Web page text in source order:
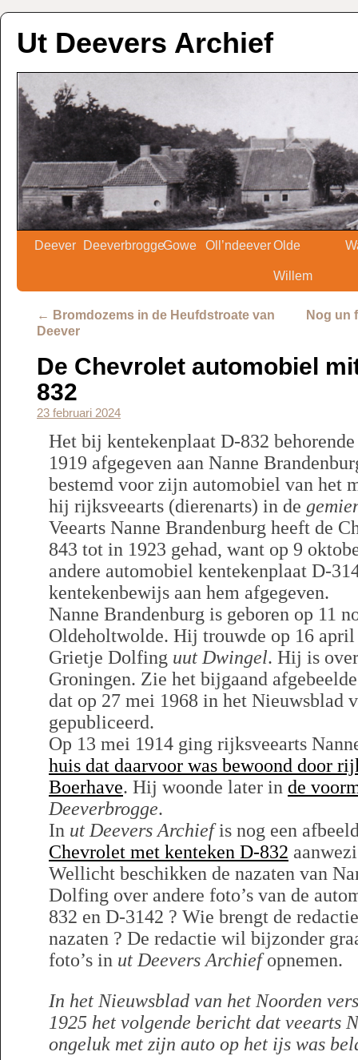
Ut Deevers Archief
Deever DeeverbroggeGowe Oll’ndeeverOlde
Willem
← Bromdozems in de Heufdstroate van
Deever
Nog un
De Chevrolet automobiel
832
23 februari 2024
Het bij kentekenplaat D-832
1919 afgegeven aan Nanne
bestemd voor zijn automobiel van het
hij rijksveearts (dierenarts) in de
Veearts Nanne Brandenburg heeft de
843 tot in 1923 gehad, want op 9
andere automobiel kentekenplaat D-
kentekenbewijs aan hem afgegeven.
Nanne Brandenburg is geboren op 11
Oldeholtwolde. Hij trouwde op 16
Grietje Dolfing uut Dwingel. Hij is
Groningen. Zie het bijgaand
dat op 27 mei 1968 in het Nieuwsblad
gepubliceerd.
Op 13 mei 1914 ging rijksveearts
huis dat daarvoor was bewoond door
Boerhave. Hij woonde later in de
Deeverbrogge.
In ut Deevers Archiefis nog een
Chevrolet met kenteken D-832
Wellicht beschikken de nazaten van
Dolfing over andere foto’s van de
832 en D-3142 ? Wie brengt de
nazaten ? De redactie wil bijzonder
foto’s in ut Deevers Archiefopnemen.
In het Nieuwsblad van het Noorden
1925 het volgende bericht dat veearts
ongeluk met zijn auto op het ijs was